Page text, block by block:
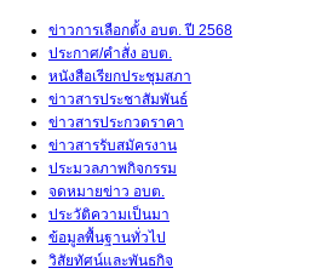
ข่าวการเลือกตั้ง อบต. ปี 2568
ประกาศ/คำสั่ง อบต.
หนังสือเรียกประชุมสภา
ข่าวสารประชาสัมพันธ์
ข่าวสารประกวดราคา
ข่าวสารรับสมัครงาน
ประมวลภาพกิจกรรม
จดหมายข่าว อบต.
ประวัติความเป็นมา
ข้อมูลพื้นฐานทั่วไป
วิสัยทัศน์และพันธกิจ